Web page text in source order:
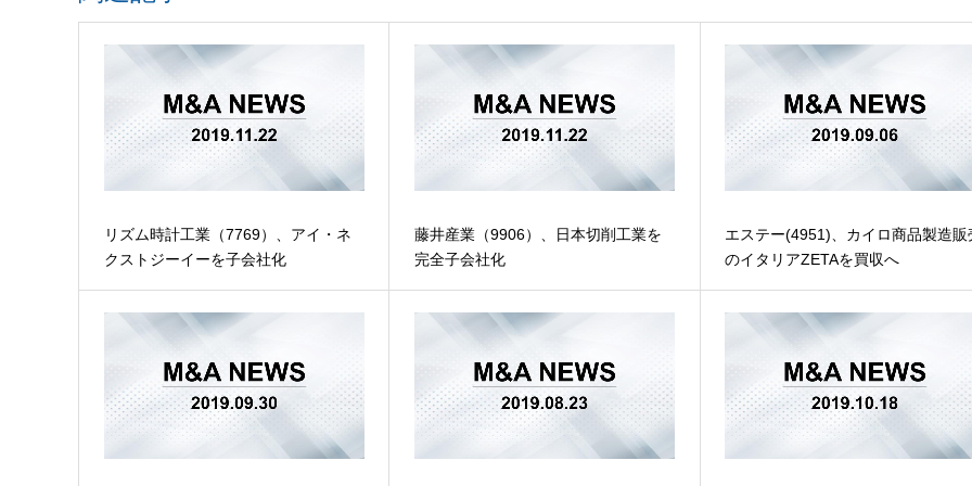
リズム時計工業（7769）、アイ・ネ
クストジーイーを子会社化
藤井産業（9906）、日本切削工業を
完全子会社化
エステー(4951)、カイロ商品製造販
のイタリアZETAを買収へ